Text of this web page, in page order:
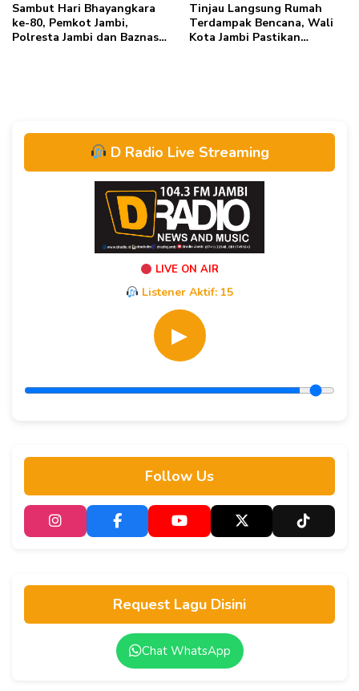
Sambut Hari Bhayangkara
ke-80, Pemkot Jambi,
Polresta Jambi dan Baznas
Tinjau Langsung Rumah
Terdampak Bencana, Wali
Kota Jambi Pastikan
D Radio Live Streaming
LIVE ON AIR
Listener Aktif: 15
▶
Follow Us
Request Lagu Disini
Chat WhatsApp